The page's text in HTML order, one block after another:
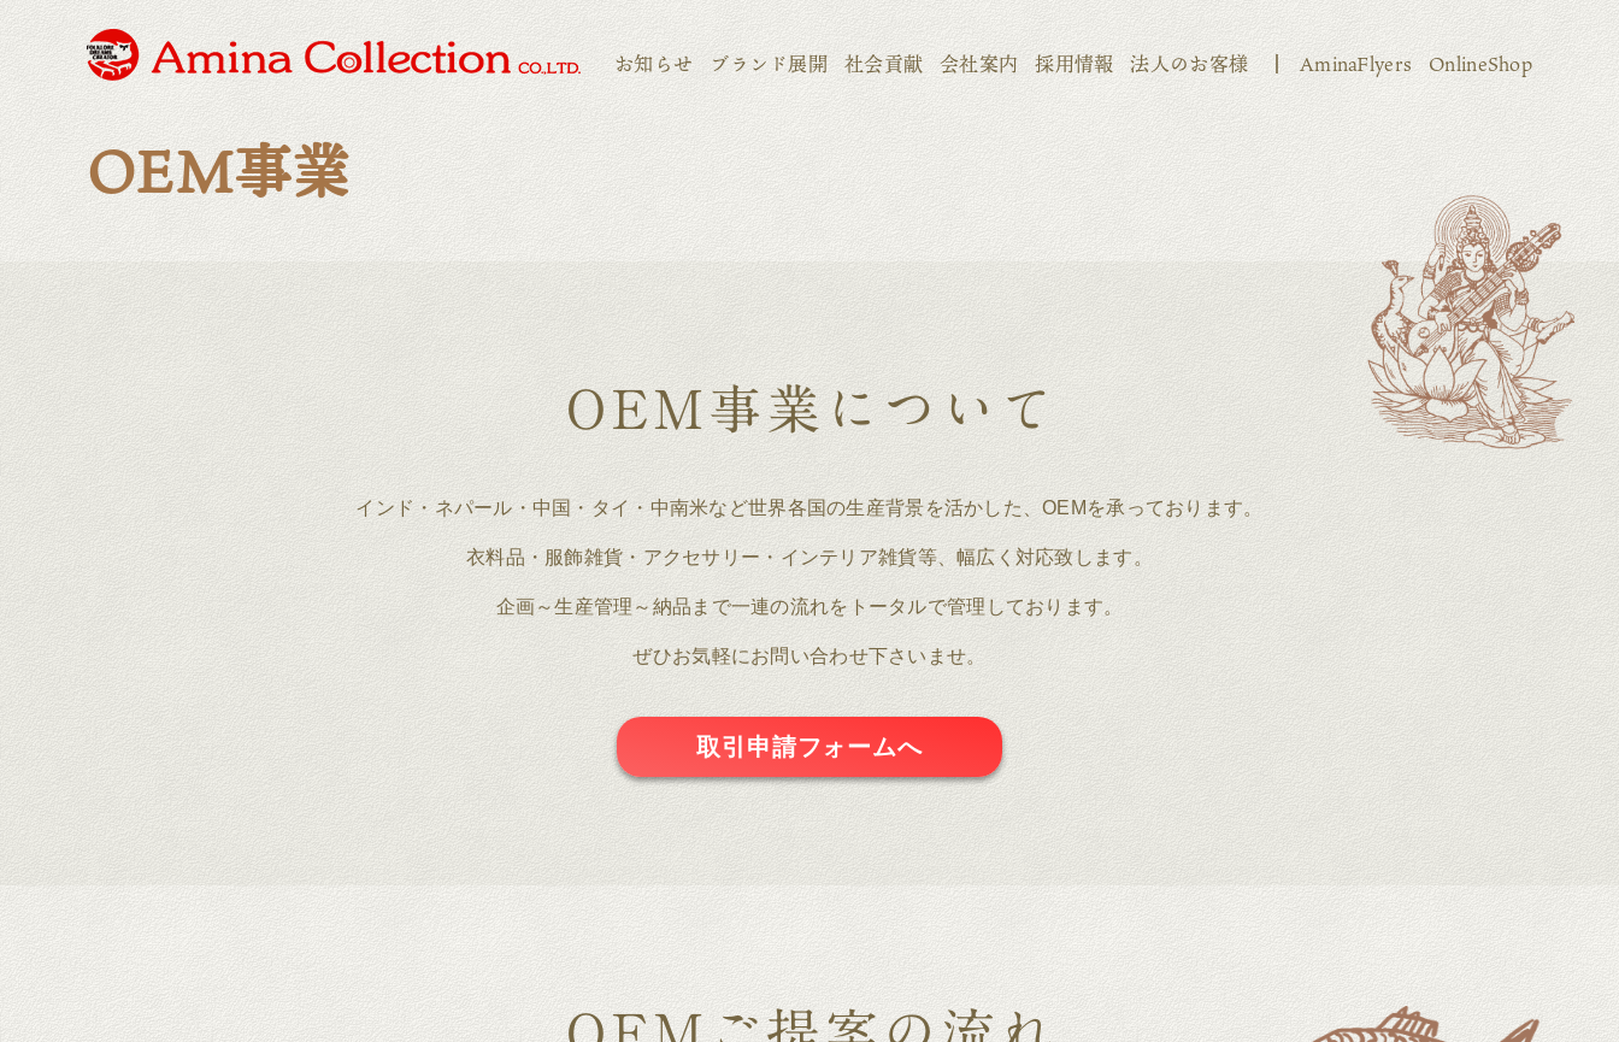
お知らせ ブランド展開 社会貢献 会社案内 採用情報 法人のお客様 AminaFlyers OnlineShop
OEM事業
インド・ネパール・中国・タイ・中南米など世界各国の生産背景を活かした、OEMを承っております。
衣料品・服飾雑貨・アクセサリー・インテリア雑貨等、幅広く対応致します。
企画～生産管理～納品まで一連の流れをトータルで管理しております。
ぜひお気軽にお問い合わせ下さいませ。
取引申請フォームへ